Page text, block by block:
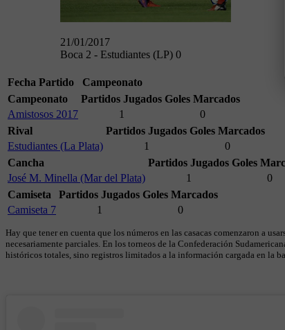
21/01/2017
Boca 2 - Estudiantes (LP) 0
Fecha Partido
Campeonato
Campeonato
Partidos Jugados Goles Marcados
Amistosos 2017
1
0
Rival
Partidos Jugados Goles Marcados
Estudiantes (La Plata)
1
0
Cancha
Partidos Jugados Goles
José M. Minella (Mar del Plata)
1
0
Camiseta
Partidos Jugados Goles Marcados
Camiseta 7
1 0
Hay que tener en cuenta que los números en las casacas comenzaron a
necesariamente parciales. En los torneos de la Confederación
históricos totales, sino registros limitados a la información cargada en la